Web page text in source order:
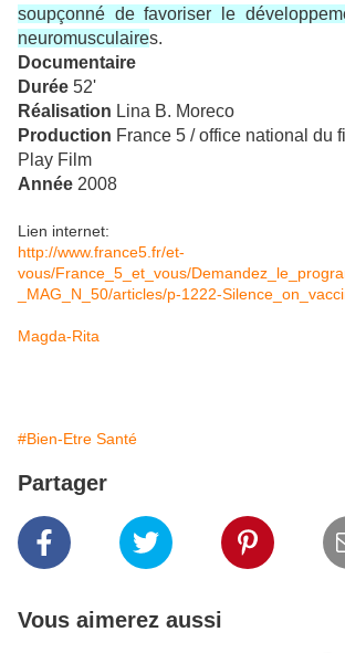
soupçonné de favoriser le
neuromusculaires.
Documentaire
Durée 52'
Réalisation Lina B. Moreco
Production France 5 / office national du
Play Film
Année 2008
Lien internet:
http://www.france5.fr/et-
vous/France_5_et_vous/
_MAG_N_50/articles/p-1222-
Magda-Rita
#Bien-Etre Santé
Partager
Vous aimerez aussi